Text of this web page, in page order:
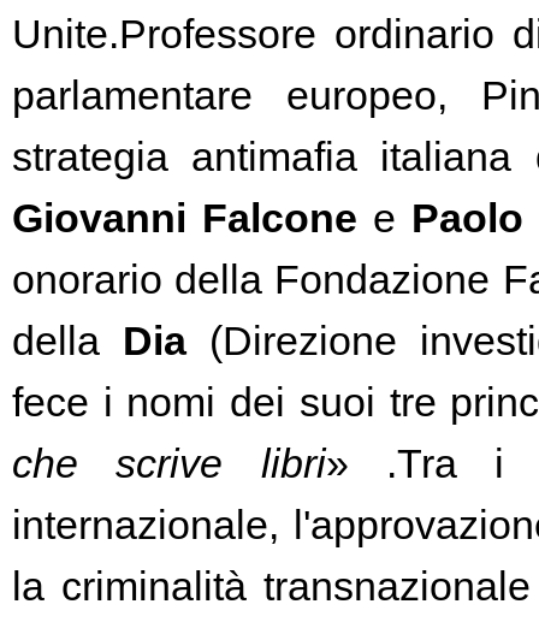
Unite.Professore ordinario
parlamentare europeo,
Giovanni Falcone e
onorario della Fondazione
della Dia (Direzione
fece i nomi dei suoi tre
che scrive libri» .Tra i
internazionale,